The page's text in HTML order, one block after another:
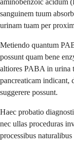
sanguinem tuum
urinam tuam per
Metiendo quantum
possunt quam bene
altiores PABA in urina
pancreaticam indicant,
suggerere possunt.
Haec probatio
nec ullas proceduras
processibus